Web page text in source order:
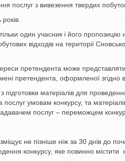
послуг з вивезення твердих
один учасник і його
відходів на території
претендента може
претендента, оформленої згідно
підготовки матеріалів для
умовам конкурсу, та
послуг – переможцем
не пізніше ніж за 30 днів до
конкурсу, яке повинно містити